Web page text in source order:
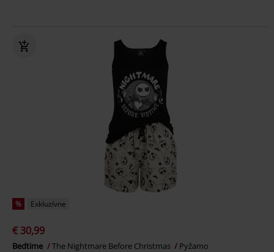
% Exkluzívne
€ 30,99
Bedtime The Nightmare Before Christmas Pyžamo